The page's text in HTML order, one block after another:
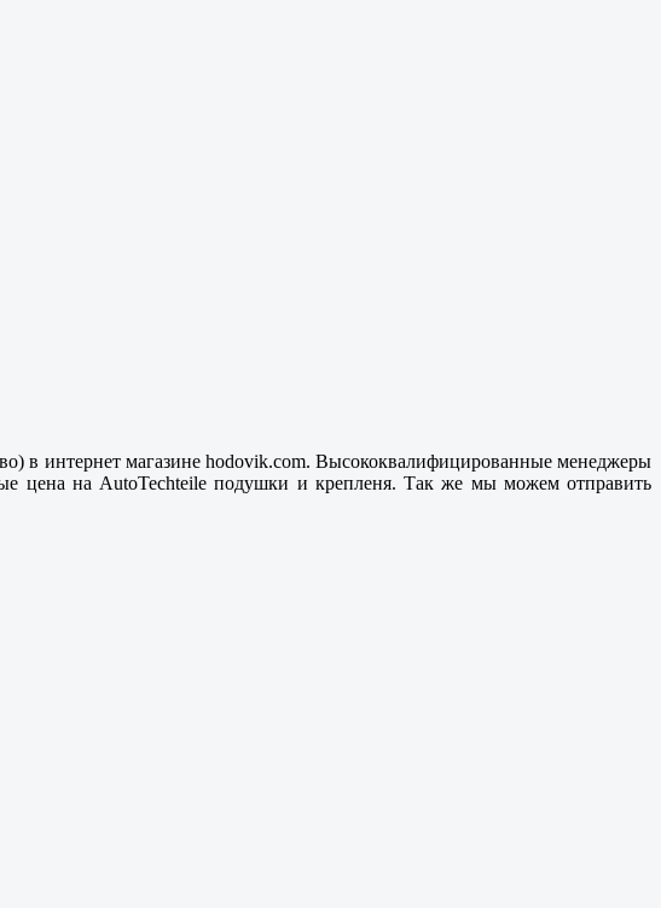
в интернет магазине hodovik.com. Высококвалифицированные менеджеры
цена на AutoTechteile подушки и крепленя. Так же мы можем отправить